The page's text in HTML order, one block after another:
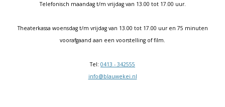
Telefonisch maandag t/m vrijdag van 13.00 tot 17.00 uur.
Theaterkassa woensdag t/m vrijdag van 13.00 tot 17.00 uur en 75 minuten
voorafgaand aan een voorstelling of film.
Tel: 0413 - 342555
info@blauwekei.nl